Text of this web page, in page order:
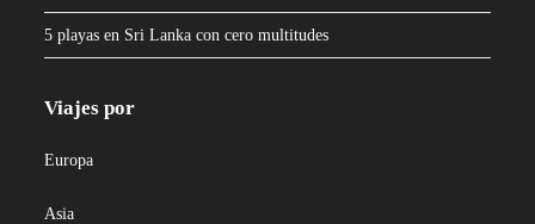
5 playas en Sri Lanka con cero multitudes
Viajes por
Europa
Asia